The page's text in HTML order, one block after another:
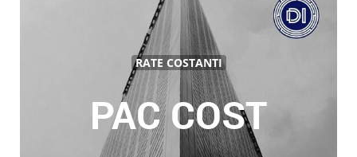
RATE COSTANTI
PAC COST